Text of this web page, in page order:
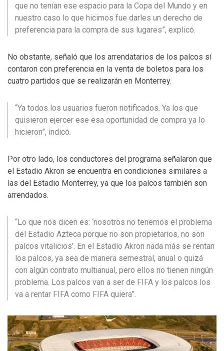
que no tenían ese espacio para la Copa del Mundo y en
nuestro caso lo que hicimos fue darles un derecho de
preferencia para la compra de sus lugares”, explicó.
No obstante, señaló que los arrendatarios de los palcos sí
contaron con preferencia en la venta de boletos para los
cuatro partidos que se realizarán en Monterrey.
“Ya todos los usuarios fueron notificados. Ya los que
quisieron ejercer ese esa oportunidad de compra ya lo
hicieron”, indicó.
Por otro lado, los conductores del programa señalaron que
el Estadio Akron se encuentra en condiciones similares a
las del Estadio Monterrey, ya que los palcos también son
arrendados.
“Lo que nos dicen es: ‘nosotros no tenemos el problema
del Estadio Azteca porque no son propietarios, no son
palcos vitalicios’. En el Estadio Akron nada más se rentan
los palcos, ya sea de manera semestral, anual o quizá
con algún contrato multianual, pero ellos no tienen ningún
problema. Los palcos van a ser de FIFA y los palcos los
va a rentar FIFA como FIFA quiera”.